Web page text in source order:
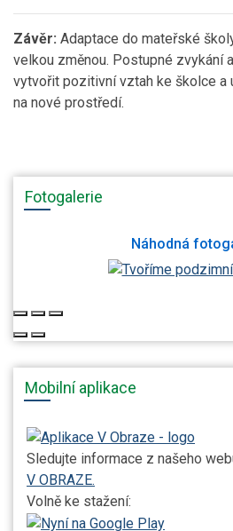
Závěr: Adaptace do mateřské
velkou změnou. Postupné zvykání
vytvořit pozitivní vztah ke školce a
na nové prostředí.
Fotogalerie
Náhodná
Mobilní aplikace
Sledujte informace z našeho
V OBRAZE.
Volně ke stažení: